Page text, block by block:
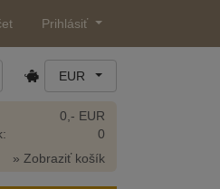
Prihlásiť
EUR
0,- EUR
0
» Zobraziť košík